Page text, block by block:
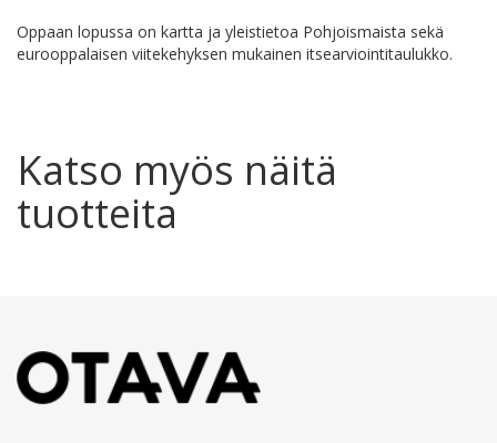
Oppaan lopussa on kartta ja yleistietoa Pohjoismaista sekä
eurooppalaisen viitekehyksen mukainen itsearviointitaulukko.
Katso myös näitä
tuotteita